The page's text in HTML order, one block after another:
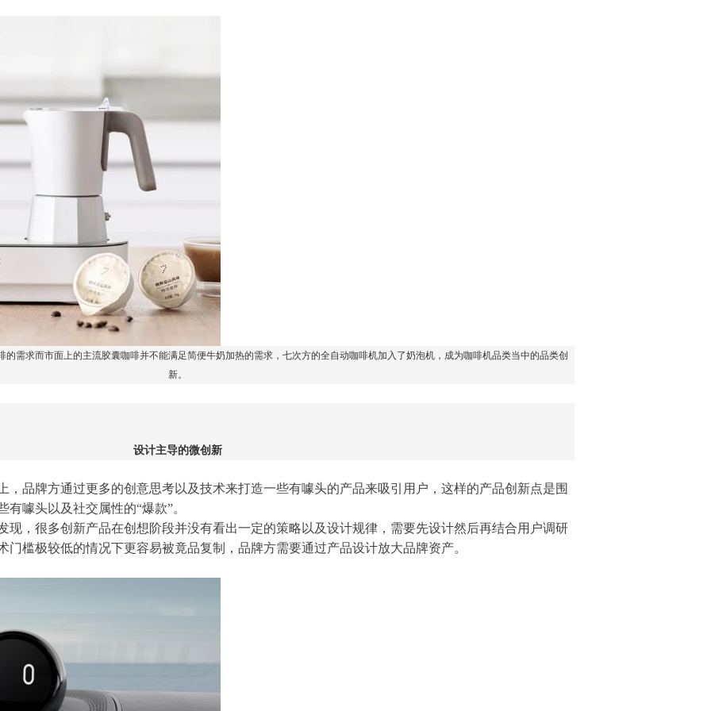
需求而市面上的主流胶囊咖啡并不能满足简便牛奶加热的需求，七次方的全自动咖啡机加入了奶泡机 ，成为咖啡机品类当中的品类创
新。
设计主导的微创新
，品牌方通过更多的创意思考以及技术来打造一些有噱头的产品来吸引用户，这样的产品创新点是围
噱头以及社交属性的“爆款”。
现，很多创新产品在创 想阶段并没有看出一定的策略以及设计规律，需要先设计然后再结合用户调研
门槛极较低的情况下更容易被竟品复制 ，品牌方需要通过产品设计放大品牌资产。